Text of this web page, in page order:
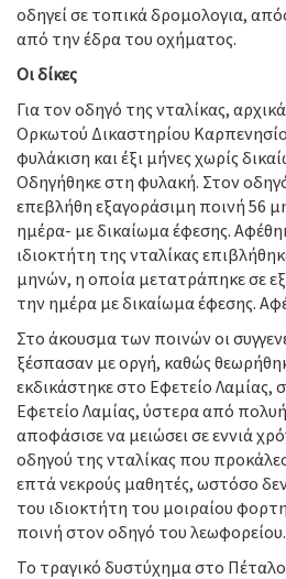
οδηγεί σε τοπικά δρομολογια,
από την έδρα του οχήματος.
Οι δίκες
Για τον οδηγό της νταλίκας,
Ορκωτού Δικαστηρίου
φυλάκιση και έξι μήνες χωρίς
Οδηγήθηκε στη φυλακή. Στον
επεβλήθη εξαγοράσιμη ποινή 56
ημέρα- με δικαίωμα έφεσης.
ιδιοκτήτη της νταλίκας
μηνών, η οποία μετατράπηκε σε
την ημέρα με δικαίωμα έφεσης.
Στο άκουσμα των ποινών οι
ξέσπασαν με οργή, καθώς
εκδικάστηκε στο Εφετείο Λαμίας,
Εφετείο Λαμίας, ύστερα από
αποφάσισε να μειώσει σε εννιά
οδηγού της νταλίκας που
επτά νεκρούς μαθητές, ωστόσο
του ιδιοκτήτη του μοιραίου
ποινή στον οδηγό του λεωφορείου.
Το τραγικό δυστύχημα στο